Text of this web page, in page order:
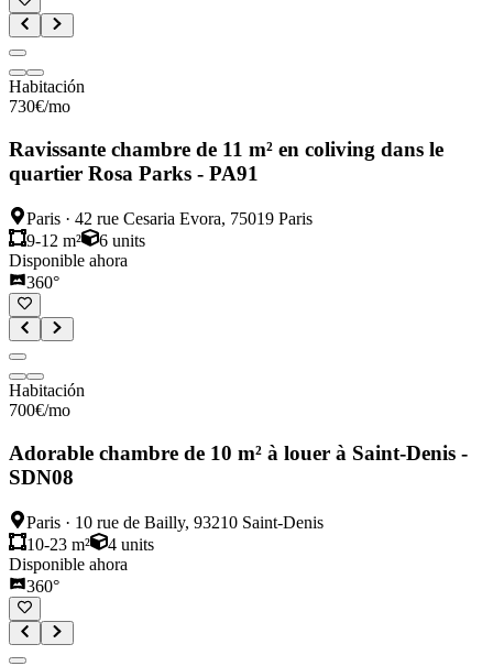
Habitación
730€/mo
Ravissante chambre de 11 m² en coliving dans le
quartier Rosa Parks - PA91
Paris · 42 rue Cesaria Evora, 75019 Paris
9-12 m²
6 units
Disponible ahora
360°
Habitación
700€/mo
Adorable chambre de 10 m² à louer à Saint-Denis -
SDN08
Paris · 10 rue de Bailly, 93210 Saint-Denis
10-23 m²
4 units
Disponible ahora
360°